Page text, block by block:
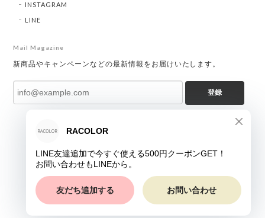
INSTAGRAM
LINE
Mail Magazine
新商品やキャンペーンなどの最新情報をお届けいたします。
登録